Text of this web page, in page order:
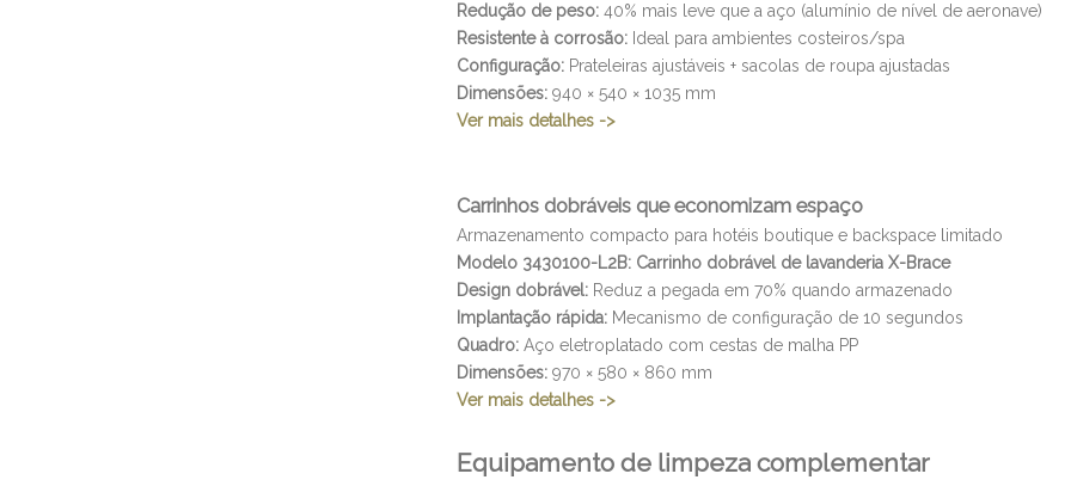
Redução de peso: 40% mais leve que a aço (alumínio de nível de aeronave)
Resistente à corrosão: Ideal para ambientes costeiros/spa
Configuração: Prateleiras ajustáveis ​​+ sacolas de roupa ajustadas
Dimensões: 940 × 540 × 1035 mm
Ver mais detalhes ->
Carrinhos dobráveis ​​que economizam espaço
Armazenamento compacto para hotéis boutique e backspace limitado
Modelo 3430100-L2B: Carrinho dobrável de lavanderia X-Brace
Design dobrável: Reduz a pegada em 70% quando armazenado
Implantação rápida: Mecanismo de configuração de 10 segundos
Quadro: Aço eletroplatado com cestas de malha PP
Dimensões: 970 × 580 × 860 mm
Ver mais detalhes ->
Equipamento de limpeza complementar